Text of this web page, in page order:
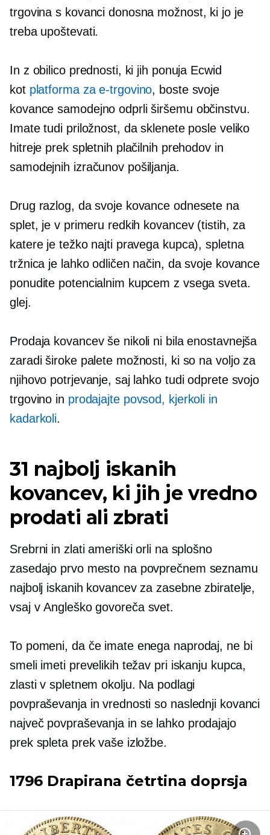
trgovina s kovanci donosna možnost, ki jo je
treba upoštevati.
In z obilico prednosti, ki jih ponuja Ecwid
kot platforma za e-trgovino, boste svoje
kovance samodejno odprli širšemu občinstvu.
Imate tudi priložnost, da sklenete posle veliko
hitreje prek spletnih plačilnih prehodov in
samodejnih izračunov pošiljanja.
Drug razlog, da svoje kovance odnesete na
splet, je v primeru redkih kovancev (tistih, za
katere je težko najti pravega kupca), spletna
tržnica je lahko odličen način, da svoje kovance
ponudite potencialnim kupcem z vsega sveta.
glej.
Prodaja kovancev še nikoli ni bila enostavnejša
zaradi široke palete možnosti, ki so na voljo za
njihovo potrjevanje, saj lahko tudi odprete svojo
trgovino in prodajajte povsod, kjerkoli in
kadarkoli.
31 najbolj iskanih
kovancev, ki jih je vredno
prodati ali zbrati
Srebrni in zlati ameriški orli na splošno
zasedajo prvo mesto na povprečnem seznamu
najbolj iskanih kovancev za zasebne zbiratelje,
vsaj vAngleško govorečasvet.
To pomeni, da če imate enega naprodaj, ne bi
smeli imeti prevelikih težav pri iskanju kupca,
zlasti v spletnem okolju. Na podlagi
povpraševanja in vrednosti so naslednji kovanci
največ povpraševanja in se lahko prodajajo
prek spleta prek vaše izložbe.
1796 Drapirana četrtina doprsja